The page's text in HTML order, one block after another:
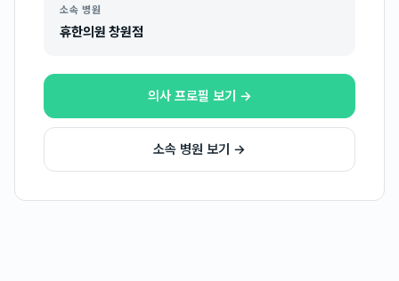
소속 병원
휴한의원 창원점
의사 프로필 보기 →
소속 병원 보기 →